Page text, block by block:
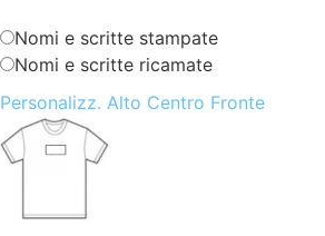
Nomi e scritte stampate
Nomi e scritte ricamate
Personalizz. Alto Centro Fronte